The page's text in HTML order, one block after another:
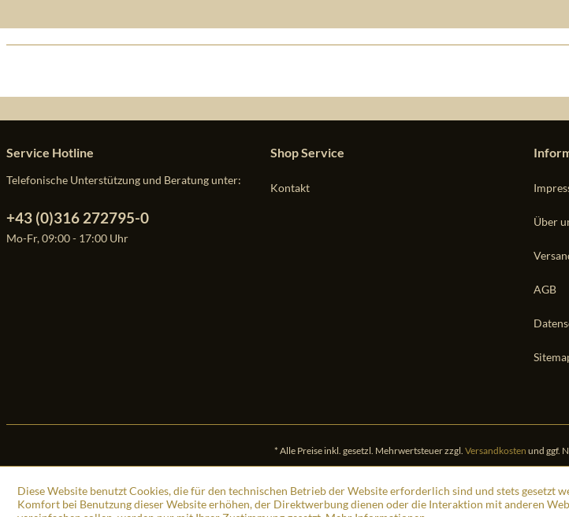
Service Hotline
Telefonische Unterstützung und Beratung unter:
+43 (0)316 272795-0
Mo-Fr, 09:00 - 17:00 Uhr
Shop Service
Kontakt
Über
AGB
* Alle Preise inkl. gesetzl. Mehrwertsteuer zzgl. Versandkosten und ggf.
Diese Website benutzt Cookies, die für den technischen Betrieb der Website erforderlich sind und stets gesetzt
Komfort bei Benutzung dieser Website erhöhen, der Direktwerbung dienen oder die Interaktion mit anderen